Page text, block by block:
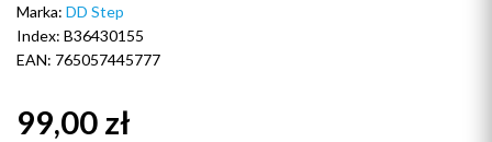
Marka: DD Step
Index: B36430155
EAN: 765057445777
99,00 zł